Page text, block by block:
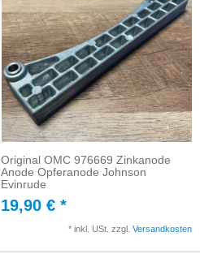
Original OMC 976669 Zinkanode
Anode Opferanode Johnson
Evinrude
19,90 € *
*inkl. USt. zzgl.Versandkosten